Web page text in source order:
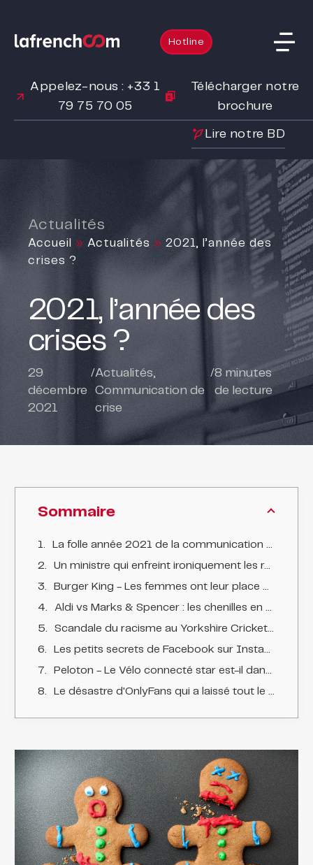
Hotline
Appelez-nous : +33 1
79 75 70 05
Télécharger notre
brochure
Lire notre BD
Actualités
Accueil » Actualités » 2021, l’année des
crises ?
2021, l’année des
crises ?
29
décembre
2021
/Actualités,
Communication de
crise
/8 minutes
de lecture
Sommaire
La folle année 2021 de la communication de crise
Un ministre qui enfreint ironiquement les règles qu'il édicte
Burger King - Les femmes ont leur place dans la cuisine
Aldi vs Marks & Spencer : les chenilles en prison
Scandale du racisme au Yorkshire Cricket Club
Les petits secrets de Facebook sur Instagram
Peloton - Le Vélo connecté star est-il dangereux ?
Le désastre d'OnlyFans qui a laissé tout le monde sur sa faim